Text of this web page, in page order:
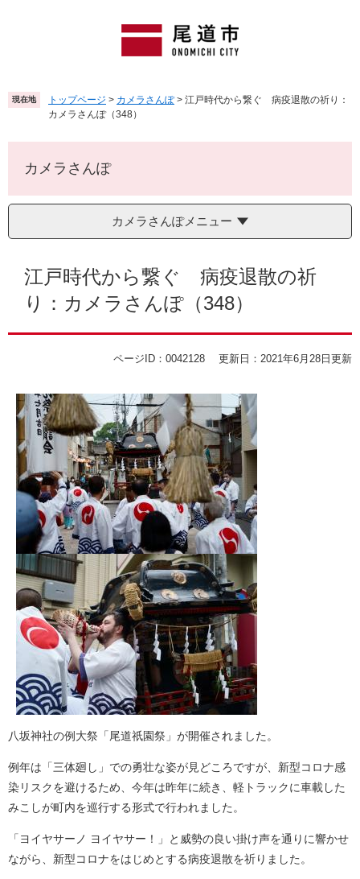
頭
で
。
飛
ば
て
へ
現在地 トップページ > カメラさんぽ > 江戸時代から繋ぐ 病疫退散の祈り：
カメラさんぽ（348）
カメラさんぽ
カメラさんぽメニュー
江戸時代から繋ぐ 病疫退散の祈
り：カメラさんぽ（348）
ページID：0042128 更新日：2021年6月28日更新
八坂神社の例大祭「尾道祇園祭」が開催されました。
例年は「三体廻し」での勇壮な姿が見どころですが、新型コロナ感
染リスクを避けるため、今年は昨年に続き、軽トラックに車載した
みこしが町内を巡行する形式で行われました。
「ヨイヤサーノ ヨイヤサー！」と威勢の良い掛け声を通りに響かせ
ながら、新型コロナをはじめとする病疫退散を祈りました。